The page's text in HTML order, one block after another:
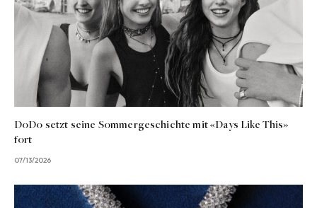
DoDo setzt seine Sommergeschichte mit «Days Like This»
fort
07/13/2026